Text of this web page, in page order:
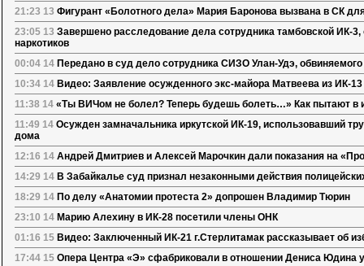
21:23 13 Фигурант «Болотного дела» Мария Баронова вызвана в СК
23:05 13 Завершено расследование дела сотрудника тамбовской ИК-
наркотиков
00:04 14 Передано в суд дело сотрудника СИЗО Улан-Удэ,
10:34 14 Видео: Заявление осужденного экс-майора Матвеева из ИК-
11:38 14 «Ты ВИЧом не болел? Теперь будешь болеть…» Как пытают в
11:49 14 Осужден замначальника иркутской ИК-19, использовавший
дома
12:16 14 Андрей Дмитриев и Алексей Марочкин дали показания на
14:29 14 В Забайкалье суд признал незаконными действия
18:29 14 По делу «Анатомии протеста 2» допрошен Владимир Тюрин
23:10 14 Марию Алехину в ИК-28 посетили члены ОНК
01:16 15 Видео: Заключенный ИК-21 г.Стерлитамак рассказывает об
17:44 15 Опера Центра «Э» сфабриковали в отношении Дениса Юдина